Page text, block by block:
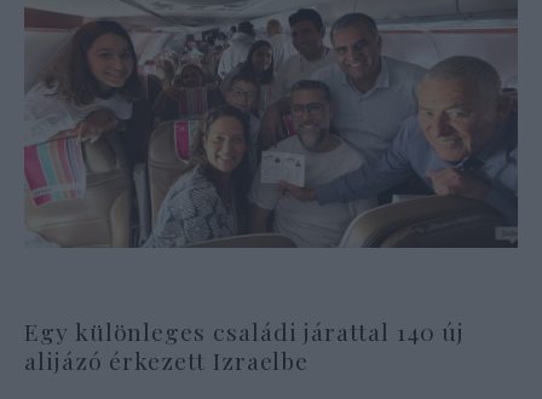
Egy különleges családi járattal 140 új
alijázó érkezett Izraelbe